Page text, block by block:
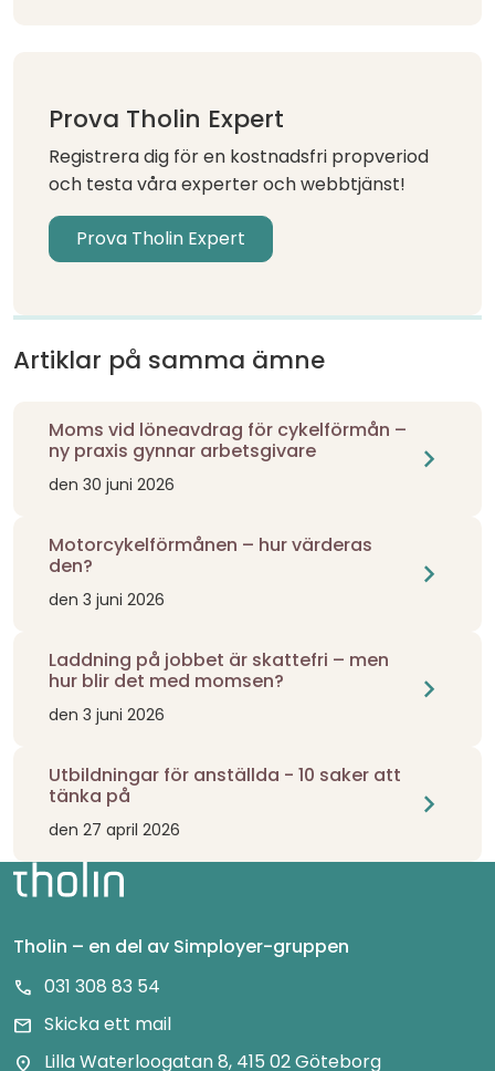
Prova Tholin Expert
Registrera dig för en kostnadsfri propveriod
och testa våra experter och webbtjänst!
Prova Tholin Expert
Artiklar på samma ämne
Moms vid löneavdrag för cykelförmån –
ny praxis gynnar arbetsgivare
den 30 juni 2026
chevron_right
Motorcykelförmånen – hur värderas
den?
den 3 juni 2026
chevron_right
Laddning på jobbet är skattefri – men
hur blir det med momsen?
den 3 juni 2026
chevron_right
Utbildningar för anställda - 10 saker att
tänka på
den 27 april 2026
chevron_right
Tholin – en del av Simployer-gruppen
call 031 308 83 54
mail Skicka ett mail
location_on Lilla Waterloogatan 8, 415 02 Göteborg